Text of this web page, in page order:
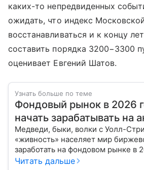
каких-то непредвиденных
ожидать, что индекс
восстанавливаться и к концу
составить порядка 3200−3300
оценивает Евгений Шатов.
Узнать больше по теме
Фондовый рынок в 2026
начать зарабатывать на
Медведи, быки, волки с Уолл-
«живность» населяет мир
заработать на фондовом рынке в
расскажем с помощью эксперта.
Читать дальше